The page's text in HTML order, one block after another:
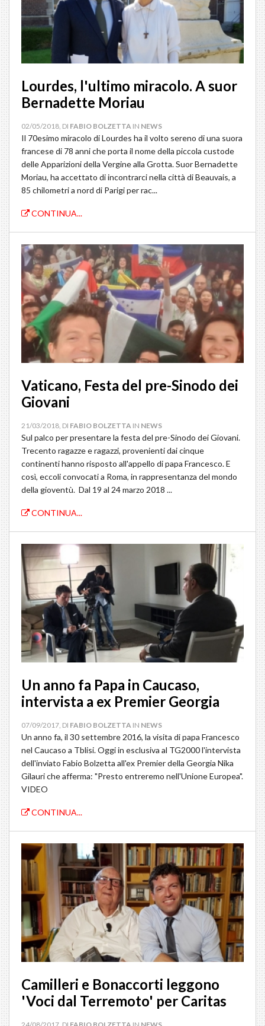
Lourdes, l'ultimo miracolo. A suor
Bernadette Moriau
02/05/2018, DI FABIO BOLZETTA IN NEWS
Il 70esimo miracolo di Lourdes ha il volto sereno di una suora
francese di 78 anni che porta il nome della piccola custode
delle Apparizioni della Vergine alla Grotta. Suor Bernadette
Moriau, ha accettato di incontrarci nella città di Beauvais, a
85 chilometri a nord di Parigi per rac...
CONTINUA...
Vaticano, Festa del pre-Sinodo dei
Giovani
21/03/2018, DI FABIO BOLZETTA IN NEWS
Sul palco per presentare la festa del pre-Sinodo dei Giovani.
Trecento ragazze e ragazzi, provenienti dai cinque
continenti hanno risposto all'appello di papa Francesco. E
così, eccoli convocati a Roma, in rappresentanza del mondo
della gioventù. Dal 19 al 24 marzo 2018 ...
CONTINUA...
Un anno fa Papa in Caucaso,
intervista a ex Premier Georgia
07/09/2017, DI FABIO BOLZETTA IN NEWS
Un anno fa, il 30 settembre 2016, la visita di papa Francesco
nel Caucaso a Tblisi. Oggi in esclusiva al TG2000 l'intervista
dell'inviato Fabio Bolzetta all'ex Premier della Georgia Nika
Gilauri che afferma: "Presto entreremo nell'Unione Europea".
VIDEO
CONTINUA...
Camilleri e Bonaccorti leggono
'Voci dal Terremoto' per Caritas